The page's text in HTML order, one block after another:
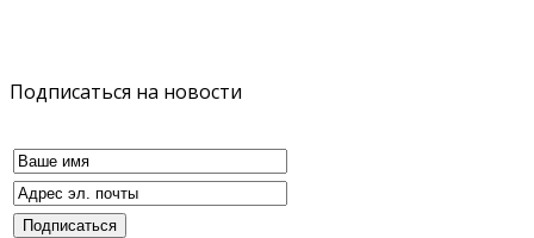
Подписаться на новости